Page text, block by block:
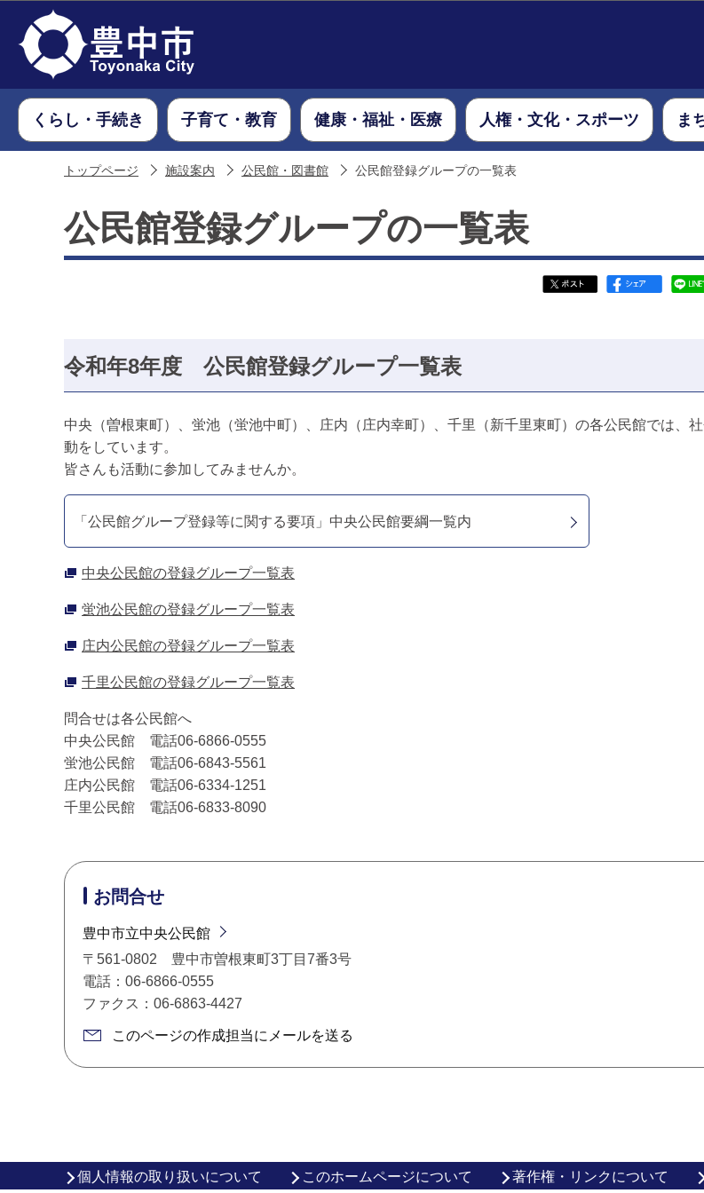
くらし・手続き 子育て・教育 健康・福祉・医療 人権・文化・スポーツ ま
トップページ 施設案内 公民館・図書館 公民館登録グループの一覧表
公民館登録グループの一覧表
令和年8年度 公民館登録グループ一覧表
中央（曽根東町）、蛍池（蛍池中町）、庄内（庄内幸町）、千里（新千里東町）の各公民館では、
動をしています。
皆さんも活動に参加してみませんか。
「公民館グループ登録等に関する要項」中央公民館要綱一覧内
中央公民館の登録グループ一覧表
蛍池公民館の登録グループ一覧表
庄内公民館の登録グループ一覧表
千里公民館の登録グループ一覧表
問合せは各公民館へ
中央公民館 電話06-6866-0555
蛍池公民館 電話06-6843-5561
庄内公民館 電話06-6334-1251
千里公民館 電話06-6833-8090
お問合せ
豊中市立中央公民館
〒561-0802 豊中市曽根東町3丁目7番3号
電話：06-6866-0555
ファクス：06-6863-4427
このページの作成担当にメールを送る
個人情報の取り扱いについて このホームページについて 著作権・リンクについて